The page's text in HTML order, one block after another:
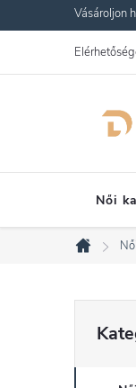
a
Vásároljon
Női
Kezdőlap
O
l
átugrása